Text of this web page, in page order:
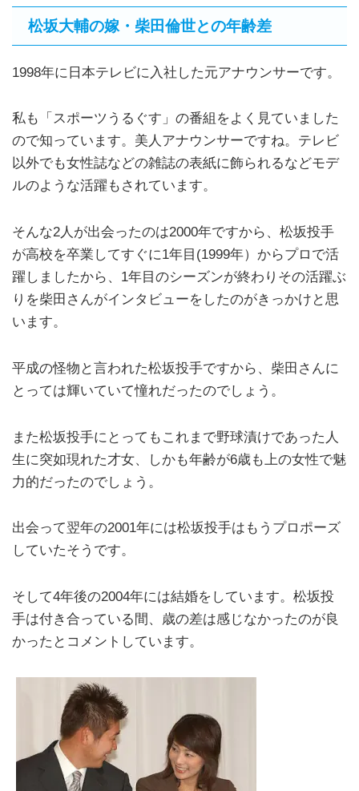
松坂大輔の嫁・柴田倫世との年齢差
1998年に日本テレビに入社した元アナウンサーです。
私も「スポーツうるぐす」の番組をよく見ていました
ので知っています。美人アナウンサーですね。テレビ
以外でも女性誌などの雑誌の表紙に飾られるなどモデ
ルのような活躍もされています。
そんな2人が出会ったのは2000年ですから、松坂投手
が高校を卒業してすぐに1年目(1999年）からプロで活
躍しましたから、1年目のシーズンが終わりその活躍ぶ
りを柴田さんがインタビューをしたのがきっかけと思
います。
平成の怪物と言われた松坂投手ですから、柴田さんに
とっては輝いていて憧れだったのでしょう。
また松坂投手にとってもこれまで野球漬けであった人
生に突如現れた才女、しかも年齢が6歳も上の女性で魅
力的だったのでしょう。
出会って翌年の2001年には松坂投手はもうプロポーズ
していたそうです。
そして4年後の2004年には結婚をしています。松坂投
手は付き合っている間、歳の差は感じなかったのが良
かったとコメントしています。